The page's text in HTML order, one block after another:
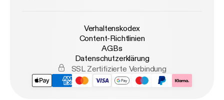
Verhaltenskodex
Content-Richtlinien
AGBs
Datenschutzerklärung
SSL Zertifizierte Verbindung